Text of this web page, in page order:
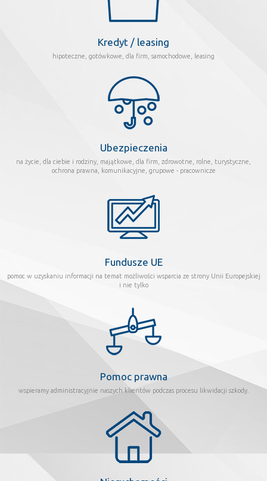
Kredyt / leasing
hipoteczne, gotówkowe, dla firm, samochodowe, leasing
Ubezpieczenia
na życie, dla ciebie i rodziny, majątkowe, dla firm, zdrowotne, rolne, turystyczne,
ochrona prawna, komunikacyjne, grupowe - pracownicze
Fundusze UE
pomoc w uzyskaniu informacji na temat możliwości wsparcia ze strony Unii Europejskiej
i nie tylko
Pomoc prawna
wspieramy administracyjnie naszych klientów podczas procesu likwidacji szkody.